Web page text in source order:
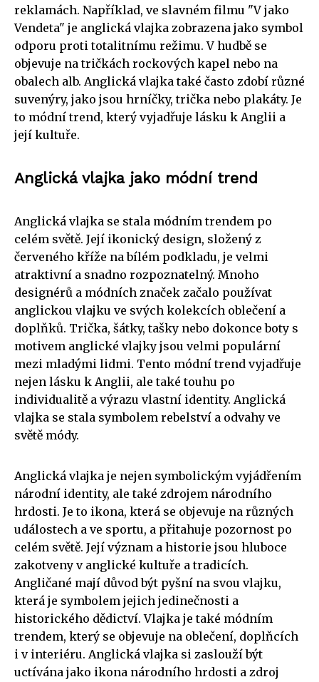
reklamách. Například, ve slavném filmu "V jako
Vendeta" je anglická vlajka zobrazena jako symbol
odporu proti totalitnímu režimu. V hudbě se
objevuje na tričkách rockových kapel nebo na
obalech alb. Anglická vlajka také často zdobí různé
suvenýry, jako jsou hrníčky, trička nebo plakáty. Je
to módní trend, který vyjadřuje lásku k Anglii a
její kultuře.
Anglická vlajka jako módní trend
Anglická vlajka se stala módním trendem po
celém světě. Její ikonický design, složený z
červeného kříže na bílém podkladu, je velmi
atraktivní a snadno rozpoznatelný. Mnoho
designérů a módních značek začalo používat
anglickou vlajku ve svých kolekcích oblečení a
doplňků. Trička, šátky, tašky nebo dokonce boty s
motivem anglické vlajky jsou velmi populární
mezi mladými lidmi. Tento módní trend vyjadřuje
nejen lásku k Anglii, ale také touhu po
individualitě a výrazu vlastní identity. Anglická
vlajka se stala symbolem rebelství a odvahy ve
světě módy.
Anglická vlajka je nejen symbolickým vyjádřením
národní identity, ale také zdrojem národního
hrdosti. Je to ikona, která se objevuje na různých
událostech a ve sportu, a přitahuje pozornost po
celém světě. Její význam a historie jsou hluboce
zakotveny v anglické kultuře a tradicích.
Angličané mají důvod být pyšní na svou vlajku,
která je symbolem jejich jedinečnosti a
historického dědictví. Vlajka je také módním
trendem, který se objevuje na oblečení, doplňcích
i v interiéru. Anglická vlajka si zaslouží být
uctívána jako ikona národního hrdosti a zdroj